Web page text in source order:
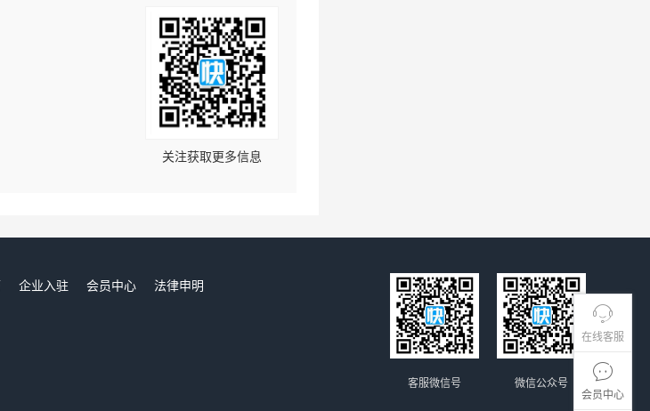
在线客服
会员中心
关注获取更多信息
企业入驻 会员中心
法律申明
微信公众号
客服微信号